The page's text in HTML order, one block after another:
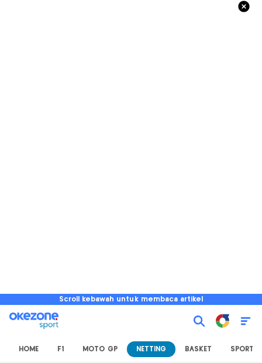
Scroll kebawah untuk membaca artikel
HOME F1 MOTO GP NETTING BASKET SPORT